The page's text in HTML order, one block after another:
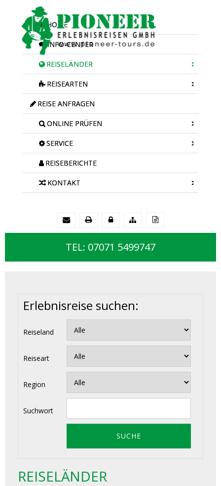
HOME
INFO-CENTER
REISELÄNDER
REISEARTEN
REISE ANFRAGEN
ONLINE PRÜFEN
SERVICE
REISEBERICHTE
KONTAKT
TEL: 07071 5499747
Erlebnisreise suchen:
Reiseland
Reiseart
Region
Suchwort
REISELÄNDER